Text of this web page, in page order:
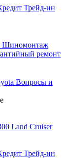
Трейд-ин
Шиномонтаж
ремонт
Вопросы и
Land Cruiser
Трейд-ин